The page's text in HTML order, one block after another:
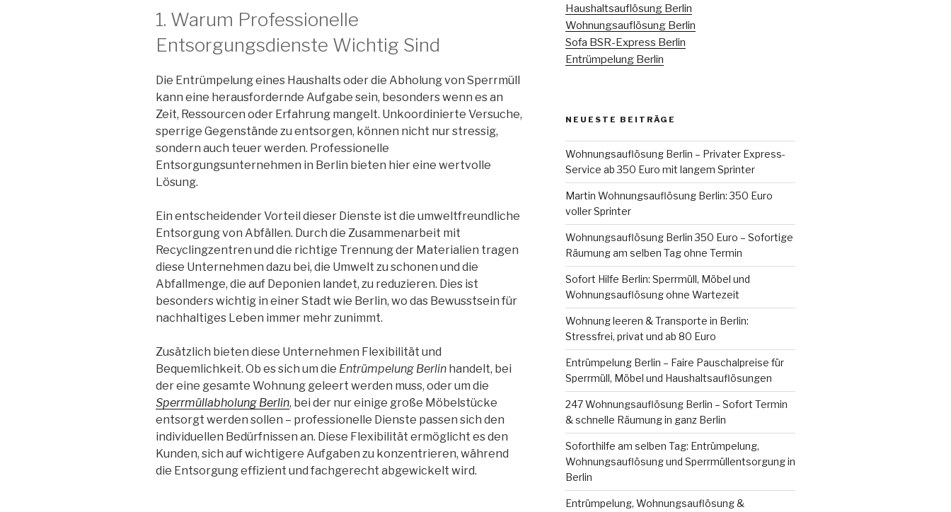
1. Warum Professionelle
Entsorgungsdienste Wichtig Sind
Die Entrümpelung eines Haushalts oder die Abholung von Sperrmüll
kann eine herausfordernde Aufgabe sein, besonders wenn es an
Zeit, Ressourcen oder Erfahrung mangelt. Unkoordinierte Versuche,
sperrige Gegenstände zu entsorgen, können nicht nur stressig,
sondern auch teuer werden. Professionelle
Entsorgungsunternehmen in Berlin bieten hier eine wertvolle
Lösung.
Ein entscheidender Vorteil dieser Dienste ist die umweltfreundliche
Entsorgung von Abfällen. Durch die Zusammenarbeit mit
Recyclingzentren und die richtige Trennung der Materialien tragen
diese Unternehmen dazu bei, die Umwelt zu schonen und die
Abfallmenge, die auf Deponien landet, zu reduzieren. Dies ist
besonders wichtig in einer Stadt wie Berlin, wo das Bewusstsein für
nachhaltiges Leben immer mehr zunimmt.
Zusätzlich bieten diese Unternehmen Flexibilität und
Bequemlichkeit. Ob es sich um die Entrümpelung Berlin handelt, bei
der eine gesamte Wohnung geleert werden muss, oder um die
Sperrmüllabholung Berlin, bei der nur einige große Möbelstücke
entsorgt werden sollen – professionelle Dienste passen sich den
individuellen Bedürfnissen an. Diese Flexibilität ermöglicht es den
Kunden, sich auf wichtigere Aufgaben zu konzentrieren, während
die Entsorgung effizient und fachgerecht abgewickelt wird.
Haushaltsauflösung Berlin
Wohnungsauflösung Berlin
Sofa BSR-Express Berlin
Entrümpelung Berlin
NEUESTE BEITRÄGE
Wohnungsauflösung Berlin – Privater Express-
Service ab 350 Euro mit langem Sprinter
Martin Wohnungsauflösung Berlin: 350 Euro
voller Sprinter
Wohnungsauflösung Berlin 350 Euro – Sofortige
Räumung am selben Tag ohne Termin
Sofort Hilfe Berlin: Sperrmüll, Möbel und
Wohnungsauflösung ohne Wartezeit
Wohnung leeren & Transporte in Berlin:
Stressfrei, privat und ab 80 Euro
Entrümpelung Berlin – Faire Pauschalpreise für
Sperrmüll, Möbel und Haushaltsauflösungen
247 Wohnungsauflösung Berlin – Sofort Termin
& schnelle Räumung in ganz Berlin
Soforthilfe am selben Tag: Entrümpelung,
Wohnungsauflösung und Sperrmüllentsorgung in
Berlin
Entrümpelung, Wohnungsauflösung &